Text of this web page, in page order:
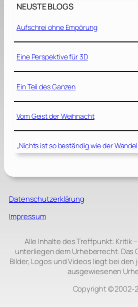
NEUSTE BLOGS
Aufschrei ohne Empörung
Eine Perspektive für 3D
Ein Teil des Ganzen
Vom Geist der Weihnacht
„Nichts ist so beständig wie der
Datenschutzerklärung
Impressum
Alle Inhalte des Treffpunkt: Kritik
unterliegen dem Urheberrecht. Das
Bilder, Logos und Videos liegt bei den
ausgewiesenen
Copyright ©